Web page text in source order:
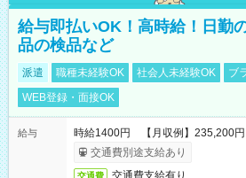
給与即払いOK！高時給！日勤
品の検品など
派遣 職種未経験OK 社会人未経験OK
ブ
WEB登録・面接OK
給与
時給1400円 【月収例】235,200円
交通費別途支給あり
交通費 交通費支給有り